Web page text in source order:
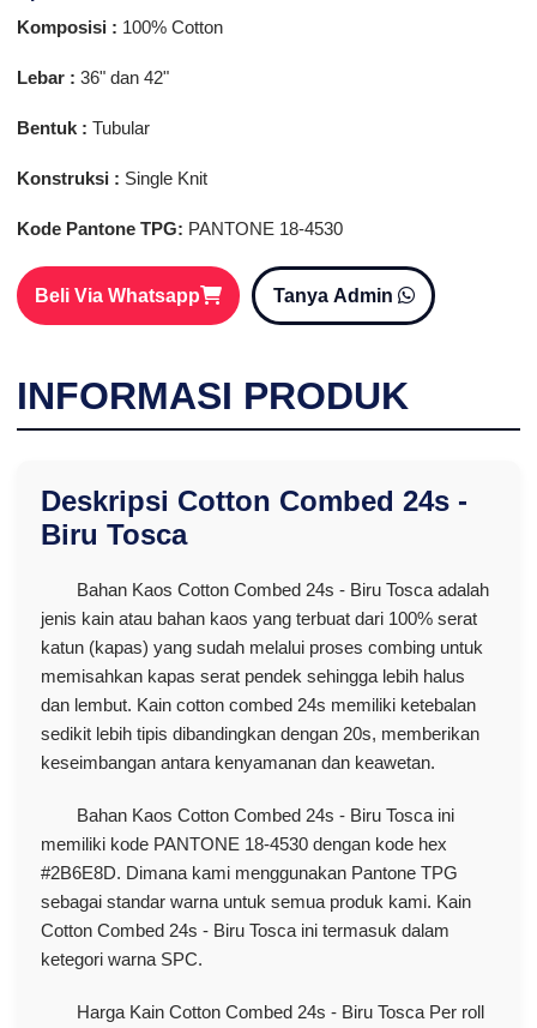
Komposisi : 100% Cotton
Lebar : 36" dan 42"
Bentuk : Tubular
Konstruksi : Single Knit
Kode Pantone TPG: PANTONE 18-4530
Beli Via Whatsapp Tanya Admin
INFORMASI PRODUK
Deskripsi Cotton Combed 24s -
Biru Tosca
Bahan Kaos Cotton Combed 24s - Biru Tosca adalah
jenis kain atau bahan kaos yang terbuat dari 100% serat
katun (kapas) yang sudah melalui proses combing untuk
memisahkan kapas serat pendek sehingga lebih halus
dan lembut. Kain cotton combed 24s memiliki ketebalan
sedikit lebih tipis dibandingkan dengan 20s, memberikan
keseimbangan antara kenyamanan dan keawetan.
Bahan Kaos Cotton Combed 24s - Biru Tosca ini
memiliki kode PANTONE 18-4530 dengan kode hex
#2B6E8D. Dimana kami menggunakan Pantone TPG
sebagai standar warna untuk semua produk kami. Kain
Cotton Combed 24s - Biru Tosca ini termasuk dalam
ketegori warna SPC.
Harga Kain Cotton Combed 24s - Biru Tosca Per roll